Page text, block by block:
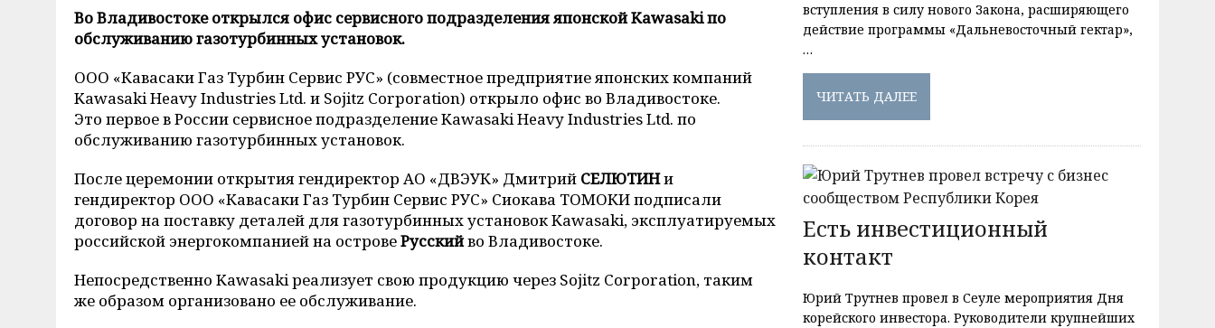
Во Владивостоке открылся офис сервисного подразделения японской Kawasaki по
обслуживанию газотурбинных установок.
ООО «Кавасаки Газ Турбин Сервис РУС» (совместное предприятие японских компаний
Kawasaki Heavy Industries Ltd. и Sojitz Corporation) открыло офис во Владивостоке.
Это первое в России сервисное подразделение Kawasaki Heavy Industries Ltd. по
обслуживанию газотурбинных установок.
После церемонии открытия гендиректор АО «ДВЭУК» Дмитрий СЕЛЮТИНи
гендиректор ООО «Кавасаки Газ Турбин Сервис РУС» Сиокава ТОМОКИ подписали
договор на поставку деталей для газотурбинных установок Kawasaki, эксплуатируемых
российской энергокомпанией на островеРусскийво Владивостоке.
Непосредственно Kawasaki реализует свою продукцию через Sojitz Corporation, таким
же образом организовано ее обслуживание.
вступления в силу нового Закона, расширяющего
действие программы «Дальневосточный гектар»,
…
ЧИТАТЬ ДАЛЕЕ
Есть инвестиционный
контакт
Юрий Трутнев провел в Сеуле мероприятия Дня
корейского инвестора. Руководители крупнейших